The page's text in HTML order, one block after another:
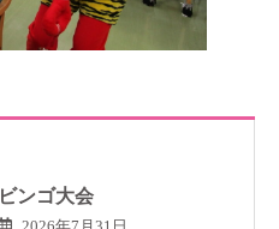
ビンゴ大会